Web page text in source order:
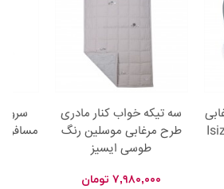
سه تیکه خواب کنار مادری
طرح مرغابی موسلین رنگ
طوسی ایسیز
۷,۹۸۰,۰۰۰ تومان